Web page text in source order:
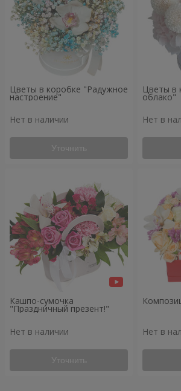
Цветы в коробке "Радужное
настроение"
Нет в наличии
Уточнить
Цветы в
облако"
Нет в
Кашпо-сумочка
"Праздничный презент!"
Нет в наличии
Уточнить
Нет в